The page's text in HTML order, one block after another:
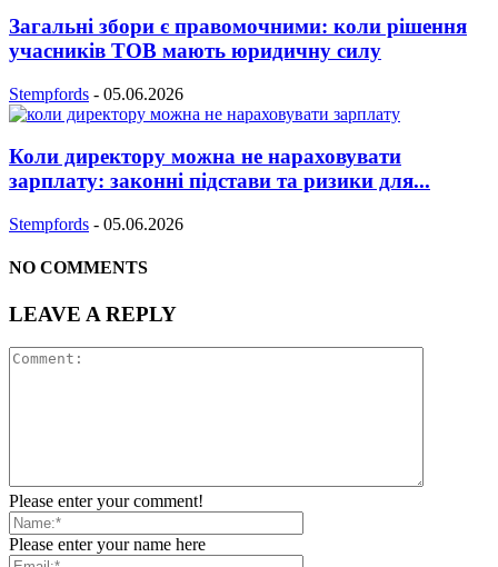
Загальні збори є правомочними: коли рішення
учасників ТОВ мають юридичну силу
Stempfords - 05.06.2026
Коли директору можна не нараховувати
зарплату: законні підстави та ризики для...
Stempfords - 05.06.2026
NO COMMENTS
LEAVE A REPLY
Please enter your comment!
Please enter your name here